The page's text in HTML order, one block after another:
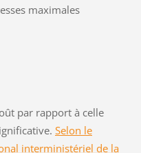
maximales
par rapport à celle
Selon le
interministériel de la